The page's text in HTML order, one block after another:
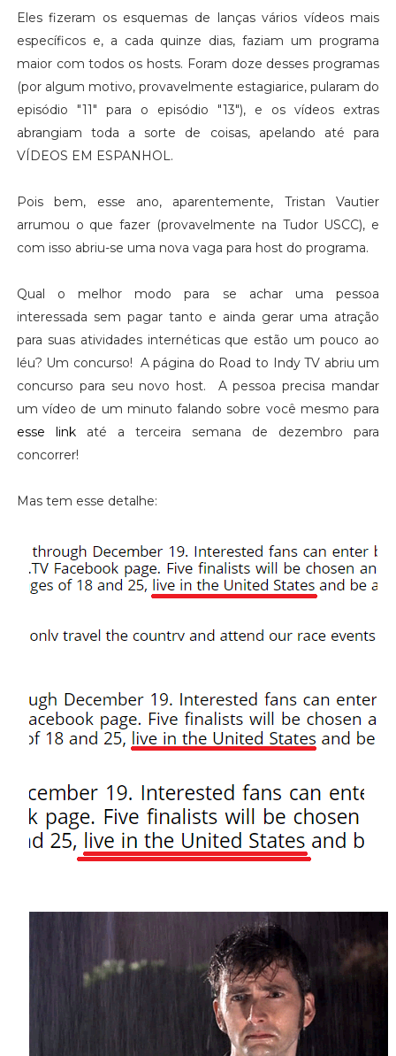
Eles fizeram os esquemas de lanças vários vídeos mais
específicos e, a cada quinze dias, faziam um programa
maior com todos os hosts. Foram doze desses programas
(por algum motivo, provavelmente estagiarice, pularam do
episódio "11" para o episódio "13"), e os vídeos extras
abrangiam toda a sorte de coisas, apelando até para
VÍDEOS EM ESPANHOL.
Pois bem, esse ano, aparentemente, Tristan Vautier
arrumou o que fazer (provavelmente na Tudor USCC), e
com isso abriu-se uma nova vaga para host do programa.
Qual o melhor modo para se achar uma pessoa
interessada sem pagar tanto e ainda gerar uma atração
para suas atividades internéticas que estão um pouco ao
léu? Um concurso! A página do Road to Indy TV abriu um
concurso para seu novo host. A pessoa precisa mandar
um vídeo de um minuto falando sobre você mesmo para
esse linkaté a terceira semana de dezembro para
concorrer!
Mas tem esse detalhe: